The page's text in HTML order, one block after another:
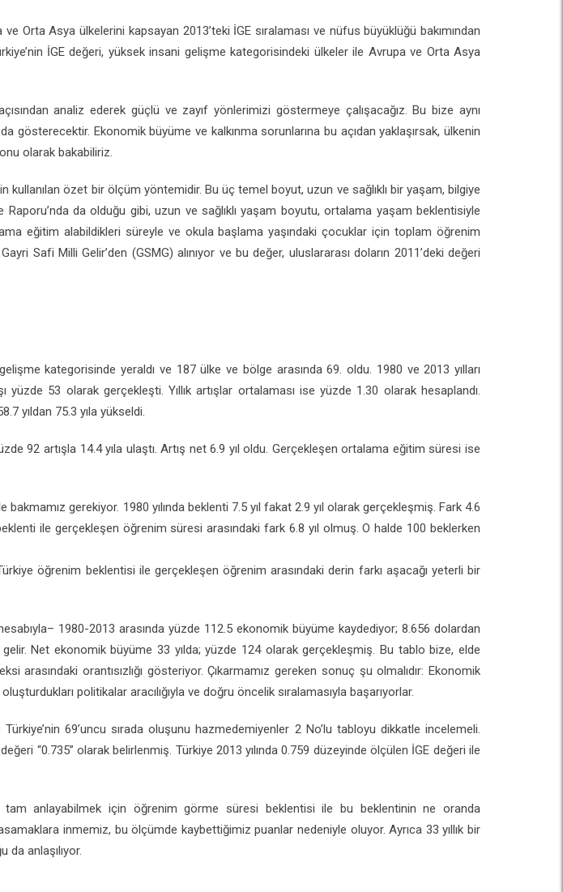
Orta Asya ülkelerini kapsayan 2013’teki İGE sıralaması ve nüfus büyüklüğü bakımından
İGE değeri, yüksek insani gelişme kategorisindeki ülkeler ile Avrupa ve Orta Asya
analiz ederek güçlü ve zayıf yönlerimizi göstermeye çalışacağız. Bu bize aynı
gösterecektir. Ekonomik büyüme ve kalkınma sorunlarına bu açıdan yaklaşırsak, ülkenin
olarak bakabiliriz.
özet bir ölçüm yöntemidir. Bu üç temel boyut, uzun ve sağlıklı bir yaşam, bilgiye
da olduğu gibi, uzun ve sağlıklı yaşam boyutu, ortalama yaşam beklentisiyle
eğitim alabildikleri süreyle ve okula başlama yaşındaki çocuklar için toplam öğrenim
Safi Milli Gelir’den (GSMG) alınıyor ve bu değer, uluslararası doların 2011’deki değeri
kategorisinde yeraldı ve 187 ülke ve bölge arasında 69. oldu. 1980 ve 2013 yılları
yüzde 53 olarak gerçekleşti. Yıllık artışlar ortalaması ise yüzde 1.30 olarak hesaplandı.
yıldan 75.3 yıla yükseldi.
92 artışla 14.4 yıla ulaştı. Artış net 6.9 yıl oldu. Gerçekleşen ortalama eğitim süresi ise
gerekiyor. 1980 yılında beklenti 7.5 yıl fakat 2.9 yıl olarak gerçekleşmiş. Fark 4.6
ile gerçekleşen öğrenim süresi arasındaki fark 6.8 yıl olmuş. O halde 100 beklerken
öğrenim beklentisi ile gerçekleşen öğrenim arasındaki derin farkı aşacağı yeterli bir
1980-2013 arasında yüzde 112.5 ekonomik büyüme kaydediyor; 8.656 dolardan
Net ekonomik büyüme 33 yılda; yüzde 124 olarak gerçekleşmiş. Bu tablo bize, elde
orantısızlığı gösteriyor. Çıkarmamız gereken sonuç şu olmalıdır: Ekonomik
politikalar aracılığıyla ve doğru öncelik sıralamasıyla başarıyorlar.
69’uncu sırada oluşunu hazmedemiyenler 2 No’lu tabloyu dikkatle incelemeli.
“0.735” olarak belirlenmiş. Türkiye 2013 yılında 0.759 düzeyinde ölçülen İGE değeri ile
anlayabilmek için öğrenim görme süresi beklentisi ile bu beklentinin ne oranda
inmemiz, bu ölçümde kaybettiğimiz puanlar nedeniyle oluyor. Ayrıca 33 yıllık bir
da anlaşılıyor.